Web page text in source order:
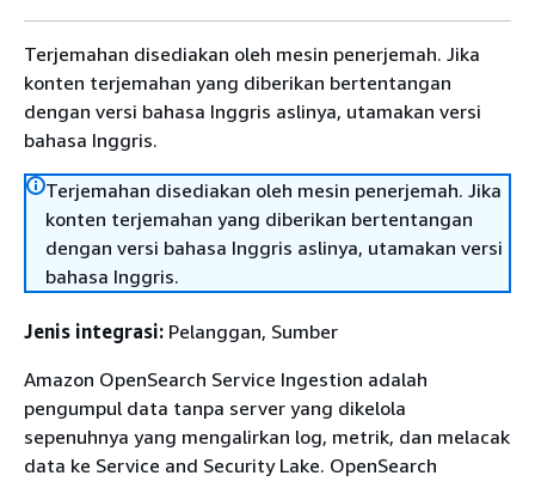
Terjemahan disediakan oleh mesin penerjemah. Jika
konten terjemahan yang diberikan bertentangan
dengan versi bahasa Inggris aslinya, utamakan versi
bahasa Inggris.
Terjemahan disediakan oleh mesin penerjemah. Jika
konten terjemahan yang diberikan bertentangan
dengan versi bahasa Inggris aslinya, utamakan versi
bahasa Inggris.
Jenis integrasi: Pelanggan, Sumber
Amazon OpenSearch Service Ingestion adalah
pengumpul data tanpa server yang dikelola
sepenuhnya yang mengalirkan log, metrik, dan melacak
data ke Service and Security Lake. OpenSearch